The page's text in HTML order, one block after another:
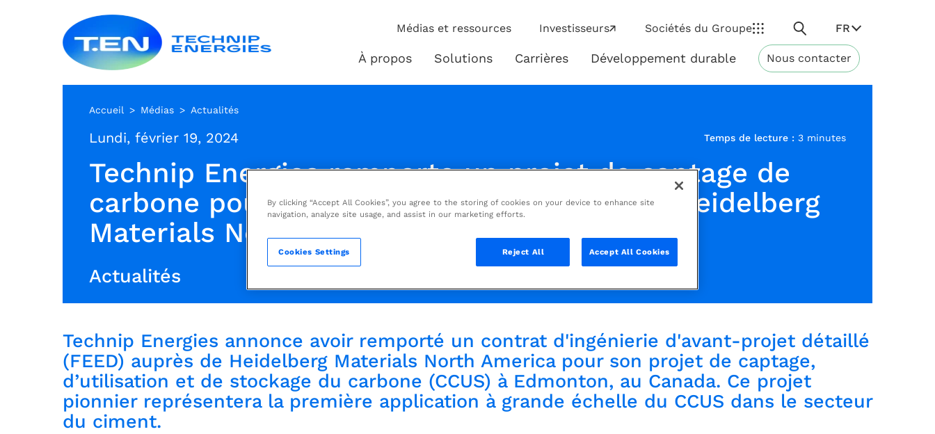
Médias et ressources Investisseurs Sociétés du Groupe
Rechercher
FR
À propos Solutions Solutions
Carrières Développement durable
Développement
durable
Nous contacter
Accueil Médias Actualités
Lundi, février 19, 2024 Temps de lecture : 3 minutes
Technip Energies remporte un projet de captage de
carbone pour décarboner la cimenterie de Heidelberg
Materials North America au Canada
Actualités
Technip Energies annonce avoir remporté un contrat d'ingénierie d'avant-projet détaillé
(FEED) auprès de Heidelberg Materials North America pour son projet de captage,
d’utilisation et de stockage du carbone (CCUS) à Edmonton, au Canada. Ce projet
pionnier représentera la première application à grande échelle du CCUS dans le secteur
du ciment.
By clicking “Accept All Cookies”, you agree to the storing of cookies on your device to enhance site
navigation, analyze site usage, and assist in our marketing efforts.
Reject All Accept All Cookies
Cookies Settings